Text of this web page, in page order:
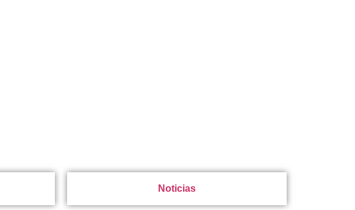
Noticias